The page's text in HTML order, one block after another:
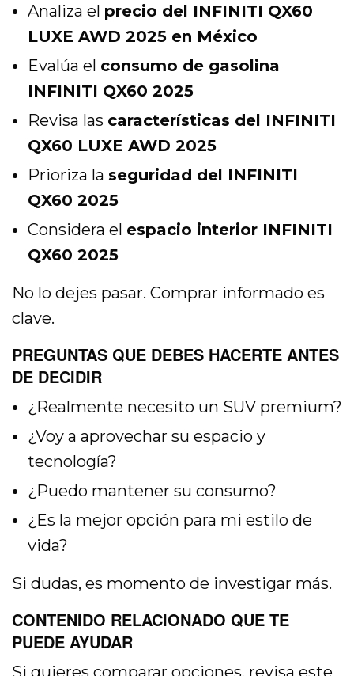
Analiza el precio del INFINITI QX60
LUXE AWD 2025 en México
Evalúa el consumo de gasolina
INFINITI QX60 2025
Revisa las características del INFINITI
QX60 LUXE AWD 2025
Prioriza la seguridad del INFINITI
QX60 2025
Considera el espacio interior INFINITI
QX60 2025
No lo dejes pasar. Comprar informado es
clave.
PREGUNTAS QUE DEBES HACERTE ANTES
DE DECIDIR
¿Realmente necesito un SUV premium?
¿Voy a aprovechar su espacio y
tecnología?
¿Puedo mantener su consumo?
¿Es la mejor opción para mi estilo de
vida?
Si dudas, es momento de investigar más.
CONTENIDO RELACIONADO QUE TE
PUEDE AYUDAR
Si quieres comparar opciones, revisa este